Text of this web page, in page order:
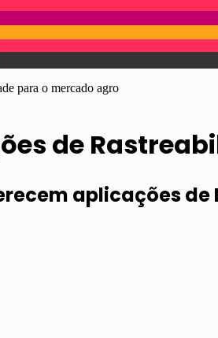
para o mercado agro
de
aplicações